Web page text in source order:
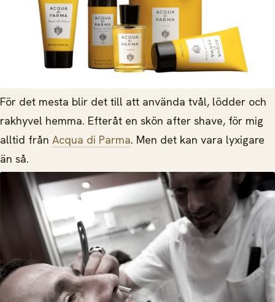
För det mesta blir det till att använda tvål, lödder och
rakhyvel hemma. Efteråt en skön after shave, för mig
alltid från Acqua di Parma. Men det kan vara lyxigare
än så.